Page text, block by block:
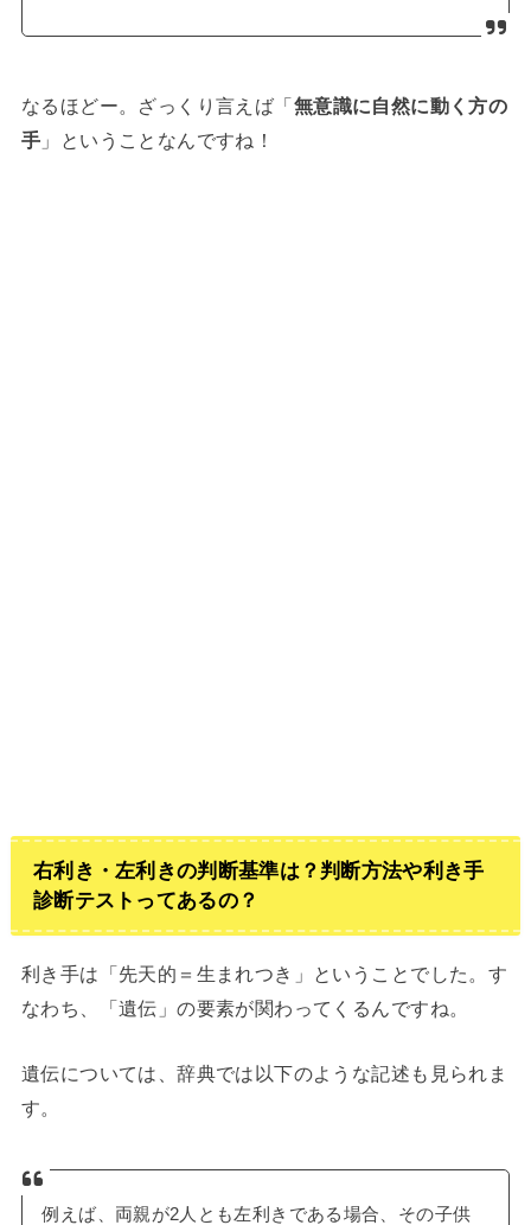
なるほどー。ざっくり言えば「 無意識に自然に動く方の
手 」ということなんですね！
右利き・左利きの判断基準は？判断方法や利き手
診断テストってあるの？
利き手は「先天的＝生まれつき」ということでした。す
なわち、「遺伝」の要素が関わってくるんですね。
遺伝については、辞典では以下のような記述も見られま
す。
例えば、両親が2人とも左利きである場合、その子供